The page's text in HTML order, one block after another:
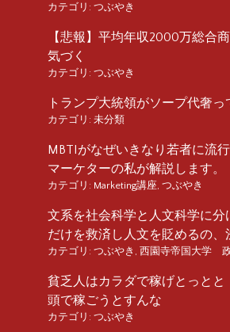
カテゴリ: つぶやき
【悲報】平均年収2000万総合
気づく
カテゴリ: つぶやき
トランプ大統領がソープ代奢っ
カテゴリ: 未分類
MBTIがなぜいきなり若者に流
マーケターの私が解説します。
カテゴリ: Marketing講座, つぶやき
文系を社会科学と人文科学に分
だけを救済し人文を貶めるの、
カテゴリ: つぶやき , 西園寺帝国大学
貧乏人はカラダで稼げとっと
頭で稼ごうとすんな
カテゴリ: つぶやき